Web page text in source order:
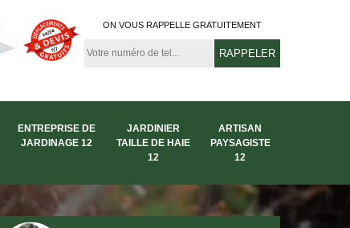
ON VOUS RAPPELLE GRATUITEMENT
ENTREPRISE DE
JARDINAGE 12
JARDINIER
TAILLE DE HAIE
12
ARTISAN
PAYSAGISTE
12